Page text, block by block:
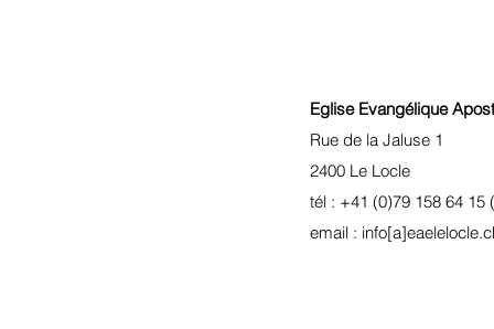
Eglise Evangélique
Rue de la Jaluse 1
2400 Le Locle
tél : +41 (0)79 158 64 15
email :